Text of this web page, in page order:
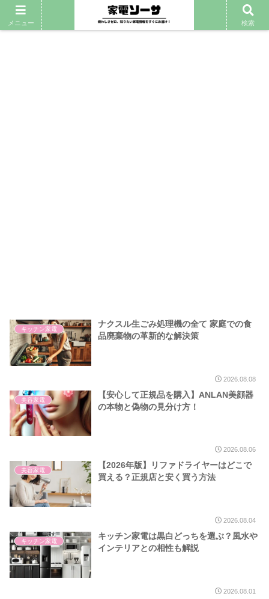
キッチン家電
ナクスル生ごみ処理機の全て 家庭での食
品廃棄物の革新的な解決策
2026.08.08
美容家電
【安心して正規品を購入】ANLAN美顔器
の本物と偽物の見分け方！
2026.08.06
美容家電
【2026年版】リファドライヤーはどこで
買える？正規店と安く買う方法
2026.08.04
キッチン家電
キッチン家電は黒白どっちを選ぶ？風水や
インテリアとの相性も解説
2026.08.01
メニュー 検索